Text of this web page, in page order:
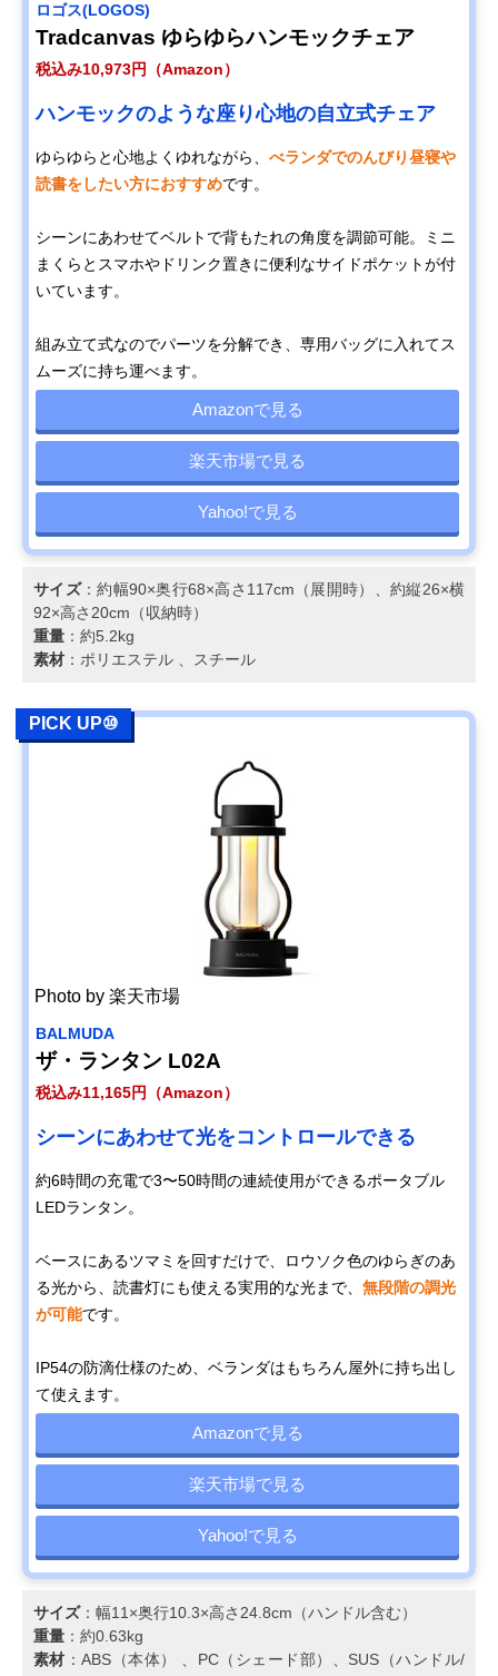
ロゴス(LOGOS)
Tradcanvas ゆらゆらハンモックチェア
税込み10,973円（Amazon）
ハンモックのような座り心地の自立式チェア
ゆらゆらと心地よくゆれながら、 べランダでのんびり昼寝や
読書をしたい方におすすめです。
シーンにあわせてベルトで背もたれの角度を調節可能。ミニ
まくらとスマホやドリンク置きに便利なサイドポケットが付
いています。
組み立て式なのでパーツを分解でき、専用バッグに入れてス
ムーズに持ち運べます。
Amazonで見る
楽天市場で見る
Yahoo!で見る
サイズ：約幅90×奥行68×高さ117cm（展開時）、約縦26×横
92×高さ20cm（収納時）
重量 ：約5.2kg
素材 ：ポリエステル 、スチール
PICK UP⑩
Photo by 楽天市場
BALMUDA
ザ・ランタン L02A
税込み11,165円（Amazon）
シーンにあわせて光をコントロールできる
約6時間の充電で3〜50時間の連続使用ができるポータブル
LEDランタン。
ベースにあるツマミを回すだけで、ロウソク色のゆらぎのあ
る光から、読書灯にも使える実用的な光まで、 無段階の調光
が可能です。
IP54の防滴仕様のため、ベランダはもちろん屋外に持ち出し
て使えます。
Amazonで見る
楽天市場で見る
Yahoo!で見る
サイズ：幅11×奥行10.3×高さ24.8cm（ハンドル含む）
重量 ：約0.63kg
素材 ：ABS（本体） 、PC（シェード部）、SUS（ハンドル/